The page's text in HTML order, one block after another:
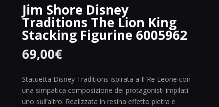
Jim Shore Disney
Traditions The Lion King
Stacking Figurine 6005962
69,00€
Statuetta Disney Traditions ispirata a Il Re Leone con
una simpatica composizione dei protagonisti impilati
uno sull’altro. Realizzata in resina effetto pietra e